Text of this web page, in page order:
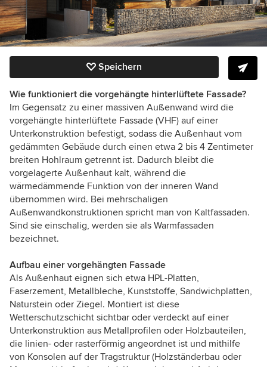
Speichern
Wie funktioniert die vorgehängte hinterlüftete Fassade?
Im Gegensatz zu einer massiven Außenwand wird die
vorgehängte hinterlüftete Fassade (VHF) auf einer
Unterkonstruktion befestigt, sodass die Außenhaut vom
gedämmten Gebäude durch einen etwa 2 bis 4 Zentimeter
breiten Hohlraum getrennt ist. Dadurch bleibt die
vorgelagerte Außenhaut kalt, während die
wärmedämmende Funktion von der inneren Wand
übernommen wird. Bei mehrschaligen
Außenwandkonstruktionen spricht man von Kaltfassaden.
Sind sie einschalig, werden sie als Warmfassaden
bezeichnet.
Aufbau einer vorgehängten Fassade
Als Außenhaut eignen sich etwa HPL-Platten,
Faserzement, Metallbleche, Kunststoffe, Sandwichplatten,
Naturstein oder Ziegel. Montiert ist diese
Wetterschutzschicht sichtbar oder verdeckt auf einer
Unterkonstruktion aus Metallprofilen oder Holzbauteilen,
die linien- oder rasterförmig angeordnet ist und mithilfe
von Konsolen auf der Tragstruktur (Holzständerbau oder